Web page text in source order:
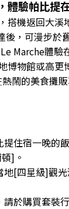
體驗帕比提
搭機返回大溪
後，可漫步
Marche體驗
博物館或高更
鬧的美食攤
提住宿一晚的
]。
地[四星級]觀
於購買套裝